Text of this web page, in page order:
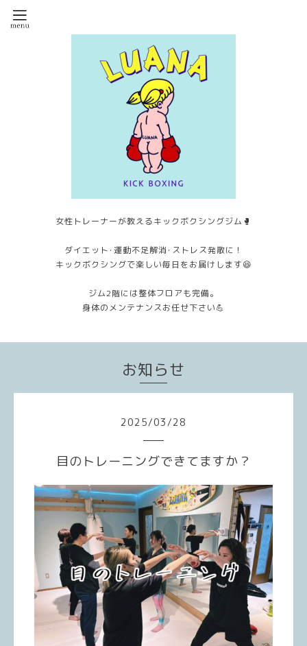
女性トレーナーが教えるキックボクシングジム🥊
ダイエット･運動不足解消･ストレス発散に！
キックボクシングで楽しい毎日をお届けします😆
ジム2階には整体フロアも完備。
身体のメンテナンスお任せ下さい💪
お知らせ
2025/03/28
目のトレーニングできてますか？